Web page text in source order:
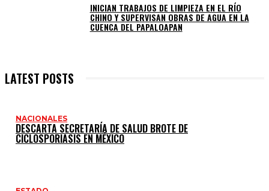
INICIAN TRABAJOS DE LIMPIEZA EN EL RÍO
CHINO Y SUPERVISAN OBRAS DE AGUA EN LA
CUENCA DEL PAPALOAPAN
LATEST POSTS
NACIONALES
DESCARTA SECRETARÍA DE SALUD BROTE DE
CICLOSPORIASIS EN MÉXICO